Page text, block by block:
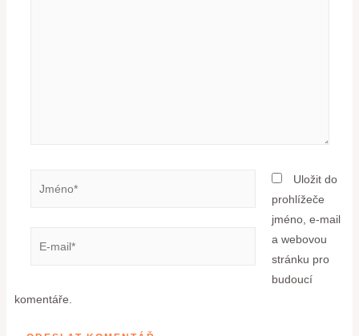
Uložit do
prohlížeče
jméno, e-mail
a webovou
stránku pro
budoucí
komentáře.